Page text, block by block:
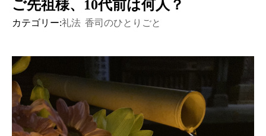
ご先祖様、10代前は何人？
カテゴリー:礼法 香司のひとりごと